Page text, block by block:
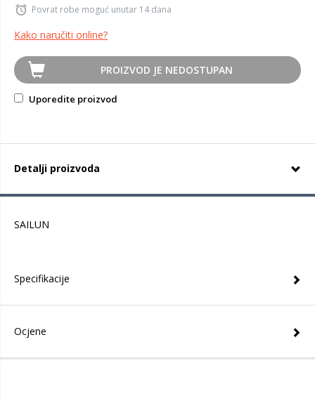
Povrat robe moguć unutar 14 dana
Kako naručiti online?
PROIZVOD JE NEDOSTUPAN
Uporedite proizvod
Detalji proizvoda
SAILUN
Specifikacije
Ocjene